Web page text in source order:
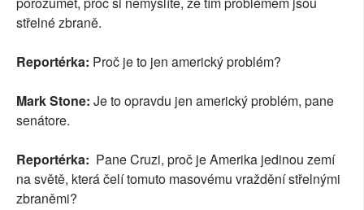
střelné zbraně.
Reportérka: Proč je to jen americký problém?
Mark Stone: Je to opravdu jen americký problém, pane
senátore.
Reportérka: Pane Cruzi, proč je Amerika jedinou zemí
na světě, která čelí tomuto masovému vraždění střelnými
zbraněmi?